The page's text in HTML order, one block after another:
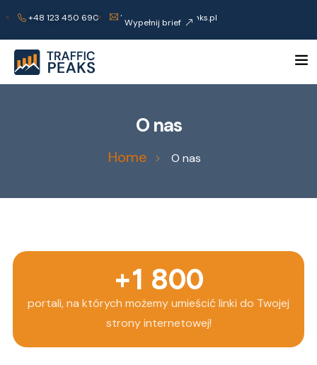
+48 123 450 690 kontakt@trafficpeaks.pl
Wypełnij brief
O nas
Home O nas
portali, na których możemy umieścić linki do Twojej
strony internetowej!
+1 800